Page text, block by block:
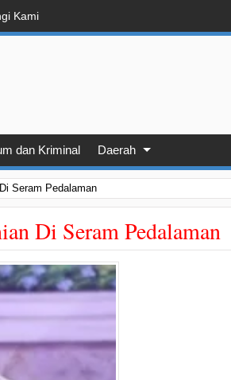
Kami
dan Kriminal Daerah
Seram Pedalaman
Di Seram Pedalaman